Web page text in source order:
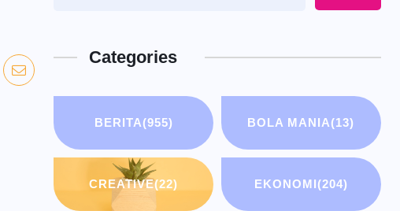
Categories
BERITA(955) BOLA MANIA(13)
CREATIVE(22) EKONOMI(204)